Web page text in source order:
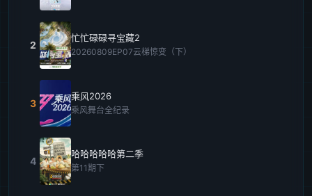
2
忙忙碌碌寻宝藏2
20260809EP07云梯惊变（下）
3
乘风2026
乘风舞台全纪录
4
哈哈哈哈哈第二季
第11期下